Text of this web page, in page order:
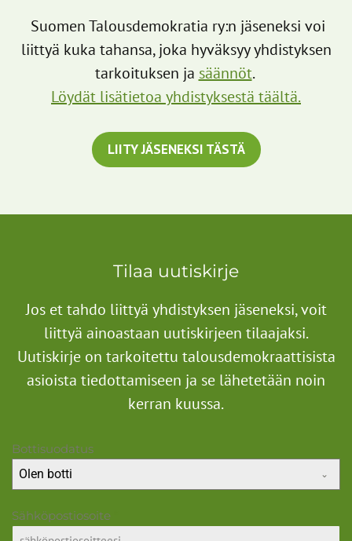
​ Suomen Talousdemokratia ry:n jäseneksi voi
liittyä kuka tahansa, joka hyväksyy yhdistyksen
tarkoituksen ja säännöt.
Löydät lisätietoa yhdistyksestä täältä.
LIITY JÄSENEKSI TÄSTÄ
Tilaa uutiskirje
Jos et tahdo liittyä yhdistyksen jäseneksi, voit
liittyä ainoastaan uutiskirjeen tilaajaksi.
Uutiskirje on tarkoitettu talousdemokraattisista
asioista tiedottamiseen ja se lähetetään noin
kerran kuussa.
Bottisuodatus
Olen botti
Sähköpostiosoite